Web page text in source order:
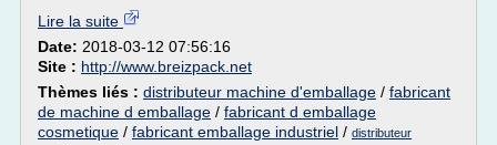
Lire la suite
Date: 2018-03-12 07:56:16
Site : http://www.breizpack.net
Thèmes liés : distributeur machine d'emballage / fabricant
de machine d emballage / fabricant d emballage
cosmetique / fabricant emballage industriel / distributeur